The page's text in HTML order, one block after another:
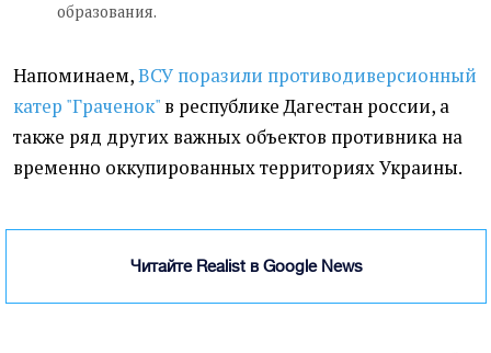
образования.
Напоминаем,ВСУ поразили противодиверсионный
катер "Граченок" в республике Дагестан россии, а
также ряд других важных объектов противника на
временно оккупированных территориях Украины.
Читайте Realist в Google News